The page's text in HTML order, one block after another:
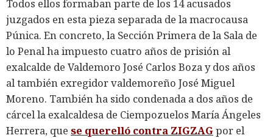
Todos ellos formaban parte de los 14 acusados
juzgados en esta pieza separada de la macrocausa
Púnica. En concreto, la Sección Primera de la Sala de
lo Penal ha impuesto cuatro años de prisión al
exalcalde de Valdemoro José Carlos Boza y dos años
al también exregidor valdemoreño José Miguel
Moreno. También ha sido condenada a dos años de
cárcel la exalcaldesa de Ciempozuelos María Ángeles
Herrera, que se querelló contra ZIGZAG por el